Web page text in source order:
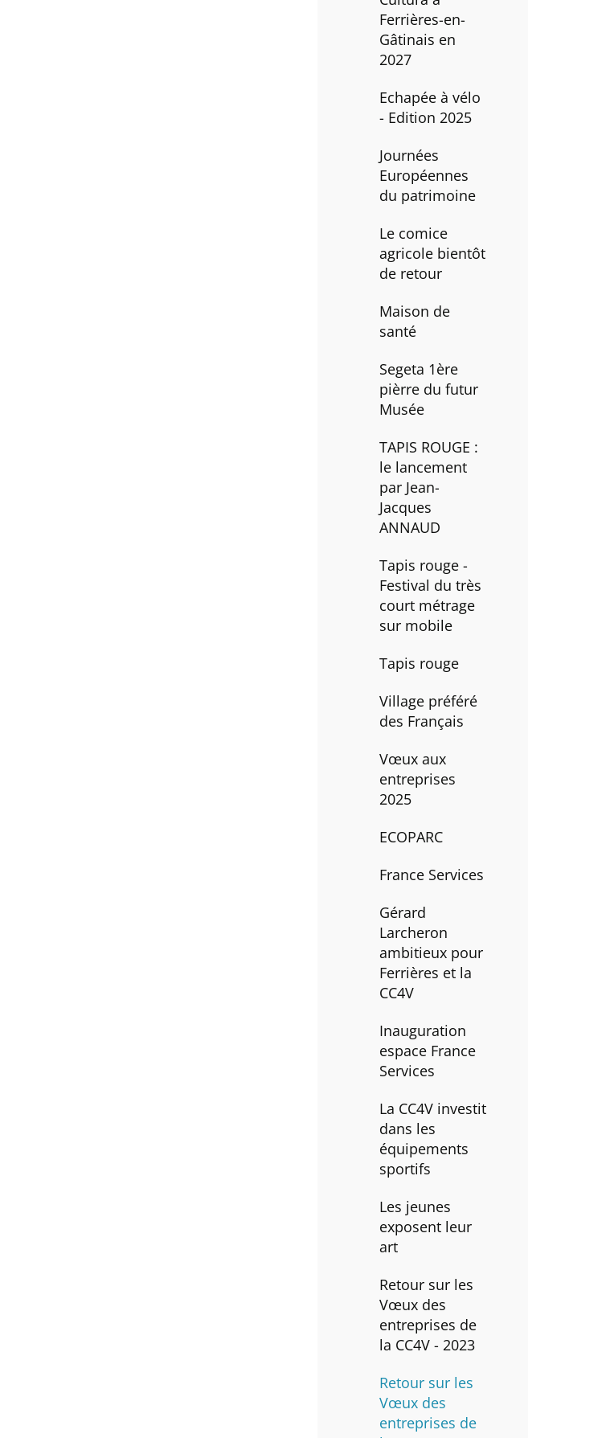
Ferrières-en-
Gâtinais en
2027
Echapée à vélo
- Edition 2025
Journées
Européennes
du patrimoine
Le comice
agricole bientôt
de retour
Maison de
santé
Segeta 1ère
pièrre du futur
Musée
TAPIS ROUGE :
le lancement
par Jean-
Jacques
ANNAUD
Tapis rouge -
Festival du très
court métrage
sur mobile
Tapis rouge
Village préféré
des Français
Vœux aux
entreprises
2025
ECOPARC
France Services
Gérard
Larcheron
ambitieux pour
Ferrières et la
CC4V
Inauguration
espace France
Services
La CC4V investit
dans les
équipements
sportifs
Les jeunes
exposent leur
art
Retour sur les
Vœux des
entreprises de
la CC4V - 2023
Retour sur les
Vœux des
entreprises de